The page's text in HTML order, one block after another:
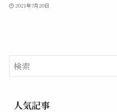
2021年7月20日
人気記事